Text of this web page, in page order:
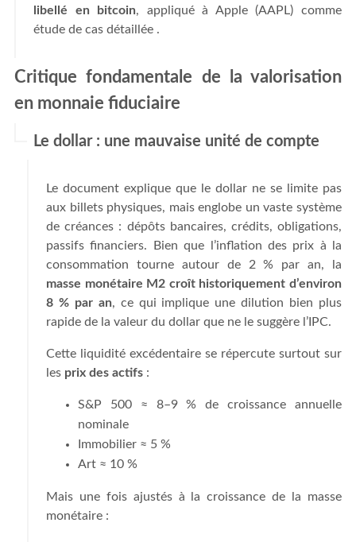
libellé en bitcoin, appliqué à Apple (AAPL) comme
étude de cas détaillée .
Critique fondamentale de la valorisation
en monnaie fiduciaire
Le dollar : une mauvaise unité de compte
Le document explique que le dollar ne se limite pas
aux billets physiques, mais englobe un vaste système
de créances : dépôts bancaires, crédits, obligations,
passifs financiers. Bien que l’inflation des prix à la
consommation tourne autour de 2 % par an, la
masse monétaire M2 croît historiquement d’environ
8 % par an, ce qui implique une dilution bien plus
rapide de la valeur du dollar que ne le suggère l’IPC.
Cette liquidité excédentaire se répercute surtout sur
les prix des actifs :
S&P 500 ≈ 8–9 % de croissance annuelle
nominale
Immobilier ≈ 5 %
Art ≈ 10 %
Mais une fois ajustés à la croissance de la masse
monétaire :